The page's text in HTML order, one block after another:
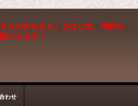
んの肉ちまき』をはじめ、海鮮ち
できます！
わせ